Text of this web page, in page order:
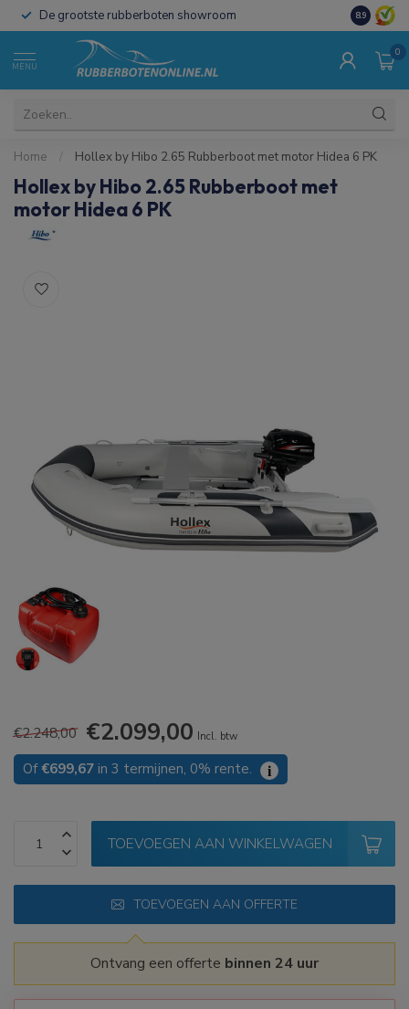
De grootste rubberboten showroom Uit
8.9
MENU
0
Home / Hollex by Hibo 2.65 Rubberboot met motor Hidea 6 PK
Hollex by Hibo 2.65 Rubberboot met
motor Hidea 6 PK
€2.248,00 €2.099,00 Incl. btw
Of€699,67 in 3 termijnen, 0% rente. i
TOEVOEGEN AAN WINKELWAGEN
TOEVOEGEN AAN OFFERTE
Ontvang een offerte binnen 24 uur